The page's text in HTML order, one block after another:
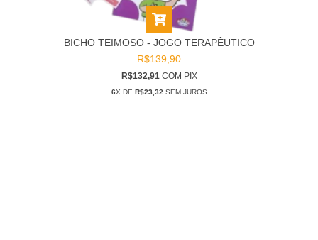
BICHO TEIMOSO - JOGO TERAPÊUTICO
R$139,90
R$132,91 COM PIX
6X DE R$23,32 SEM JUROS